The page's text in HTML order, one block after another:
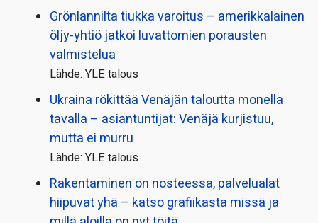
Grönlannilta tiukka varoitus – amerikkalainen
öljy-yhtiö jatkoi luvattomien porausten
valmistelua
Lähde: YLE talous
Ukraina rökittää Venäjän taloutta monella
tavalla – asiantuntijat: Venäjä kurjistuu,
mutta ei murru
Lähde: YLE talous
Rakentaminen on nosteessa, palvelualat
hiipuvat yhä – katso grafiikasta missä ja